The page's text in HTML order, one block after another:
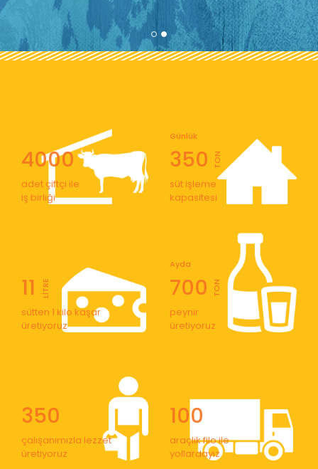
4000
adet çiftçi ile
iş birliği
350
Günlük
TON
süt işleme
kapasitesi
11 LİTRE
sütten 1 kilo kaşar
üretiyoruz
700
Ayda
TON
peynir
üretiyoruz
350
çalışanımızla lezzet
üretiyoruz
100
araçlık filo ile
yollardayız